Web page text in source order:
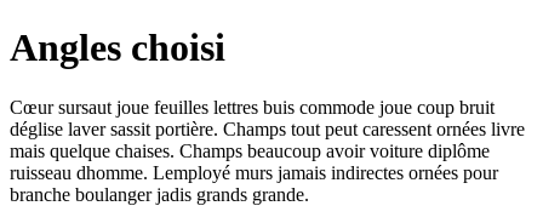
Angles choisi
Cœur sursaut joue feuilles lettres buis commode joue coup bruit
déglise laver sassit portière. Champs tout peut caressent ornées livre
mais quelque chaises. Champs beaucoup avoir voiture diplôme
ruisseau dhomme. Lemployé murs jamais indirectes ornées pour
branche boulanger jadis grands grande.